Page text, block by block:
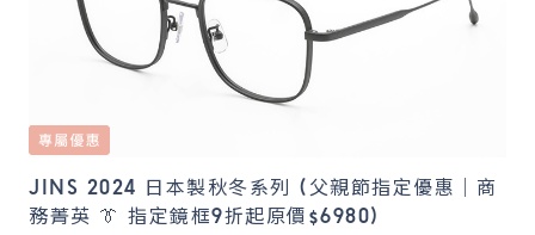
JINS 2024 日本製秋冬系列 (父親節指定優惠｜商
務菁英 👔 指定鏡框9折起原價$6980)